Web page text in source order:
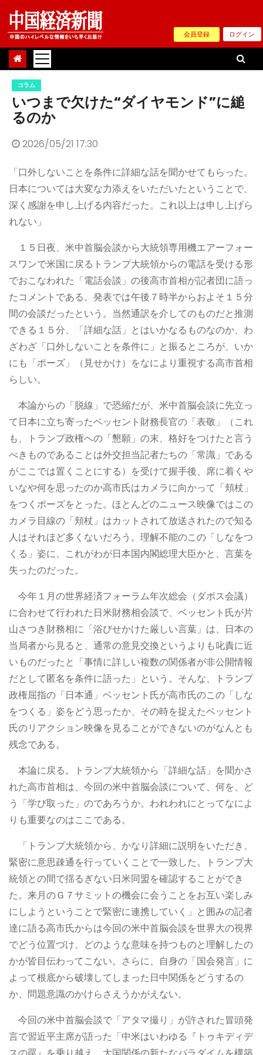
Skip
content
会員登録 ログイン
コラム
いつまで欠けた“ダイヤモンド”に縋
るのか
2026/05/21 17:30
「口外しないことを条件に詳細な話を聞かせてもらった。
日本については大変な力添えをいただいたということで、
深く感謝を申し上げる内容だった。これ以上は申し上げら
れない」
１５日夜、米中首脳会談から大統領専用機エアーフォー
スワンで米国に戻るトランプ大統領からの電話を受ける形
でおこなわれた「電話会談」の後高市首相が記者団に語っ
たコメントである。発表では午後７時半からおよそ１５分
間の会談だったという。当然通訳を介してのものだと推測
できる１５分、「詳細な話」とはいかなるものなのか、わ
ざわざ「口外しないことを条件に」と振るところが、いか
にも「ポーズ」（見せかけ）をなにより重視する高市首相
らしい。
本論からの「脱線」で恐縮だが、米中首脳会談に先立っ
て日本に立ち寄ったベッセント財務長官の「表敬」（これ
も、トランプ政権への「懇願」の末、格好をつけたと言う
べきものであることは外交担当記者たちの「常識」である
がここでは置くことにする）を受けて握手後、席に着くや
いなや何を思ったのか高市氏はカメラに向かって「頬杖」
をつくポーズをとった。ほとんどのニュース映像ではこの
カメラ目線の「頬杖」はカットされて放送されたので知る
人はそれほど多くないだろう。理解不能のこの「しなをつ
くる」姿に、これがわが日本国内閣総理大臣かと、言葉を
失ったのだった。
今年１月の世界経済フォーラム年次総会（ダボス会議）
に合わせて行われた日米財務相会談で、ベッセント氏が片
山さつき財務相に「浴びせかけた厳しい言葉」は、日本の
当局者から見ると、通常の意見交換というよりも叱責に近
いものだったと「事情に詳しい複数の関係者が非公開情報
だとして匿名を条件に語った」という。そんな、トランプ
政権屈指の「日本通」ベッセント氏が高市氏のこの「しな
をつくる」姿をどう思ったか、その時を捉えたベッセント
氏のリアクション映像を見ることができないのがなんとも
残念である。
本論に戻る。トランプ大統領から「詳細な話」を聞かさ
れた高市首相は、今回の米中首脳会談について、何を、ど
う「学び取った」のであろうか。われわれにとってなによ
りも重要なのはここである。
「トランプ大統領から、かなり詳細に説明をいただき、
緊密に意思疎通を行っていくことで一致した。トランプ大
統領との間で揺るぎない日米同盟を確認することができ
た。来月のＧ７サミットの機会に会うことをお互い楽しみ
にしようということで緊密に連携していく」と囲みの記者
達に語る高市氏からは今回の米中首脳会談を世界大の視界
でどう位置づけ、どのような意味を持つものと理解したの
かが皆目伝わってこない。さらに、自身の「国会発言」に
よって根底から破壊してしまった日中関係をどうするの
か、問題意識のかけらさえうかがえない。
今回の米中首脳会談で「アタマ撮り」が許された冒頭発
言で習近平主席が語った「中米はいわゆる『トゥキディデ